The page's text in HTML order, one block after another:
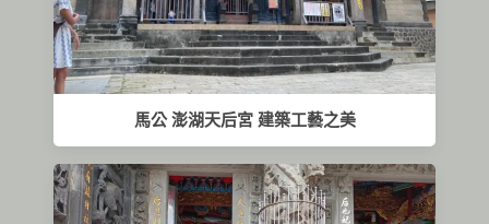
馬公 澎湖天后宮 建築工藝之美